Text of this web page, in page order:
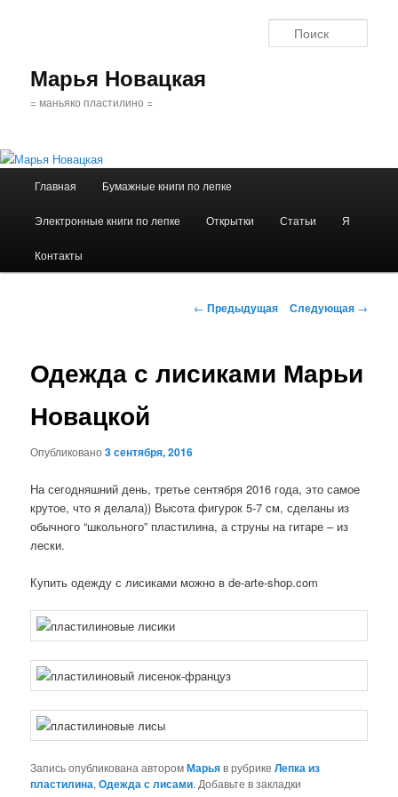
Марья Новацкая
= маньяко пластилино =
Перейти
к
основному
Главная Бумажные книги по лепке
Электронные книги по лепке Открытки Статьи Я
Контакты
Навигация
← Предыдущая Следующая →
Одежда с лисиками Марьи
Новацкой
Опубликовано3 сентября, 2016
На сегодняшний день, третье сентября 2016 года, это самое
крутое, что я делала)) Высота фигурок 5-7 см, сделаны из
обычного “школьного” пластилина, а струны на гитаре – из
лески.
Купить одежду с лисиками можно в de-arte-shop.com
Запись опубликована авторомМарьяв рубрикеЛепка из
пластилина,Одежда с лисами. Добавьте в закладки